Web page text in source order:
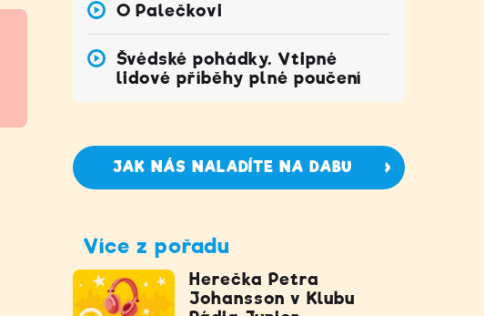
O Palečkovi
Švédské pohádky. Vtipné
lidové příběhy plné poučení
JAK NÁS NALADÍTE NA DABU
Více z pořadu
Herečka Petra
Johansson v Klubu